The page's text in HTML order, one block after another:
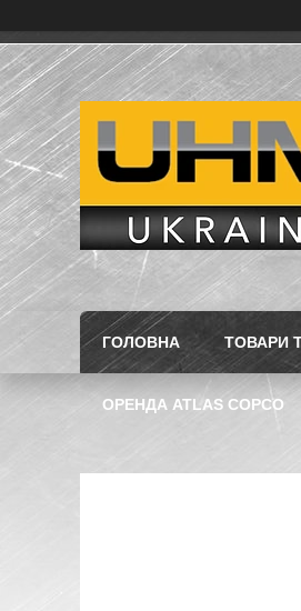
ГОЛОВНА ТОВАРИ
ОРЕНДА ATLAS COPCO